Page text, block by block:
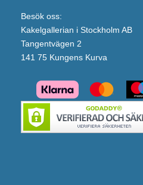
Besök oss:
Kakelgallerian i Stockholm AB
Tangentvägen 2
141 75 Kungens Kurva